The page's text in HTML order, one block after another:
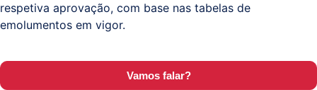
respetiva aprovação, com base nas tabelas de
emolumentos em vigor.
Vamos falar?